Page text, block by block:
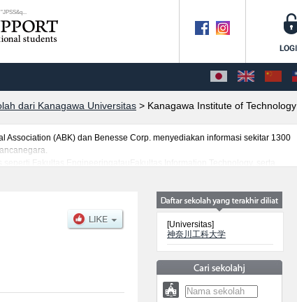
dari Kanagawa Universitas > Kanagawa Institute of Technology
Association (ABK) dan Benesse Corp. menyediakan informasi sekitar 1300
Fakultas EngineeringatauFakultas Information Technology, serta
[Universitas]
神奈川工科大学